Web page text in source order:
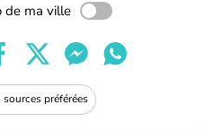
de ma ville
préférées